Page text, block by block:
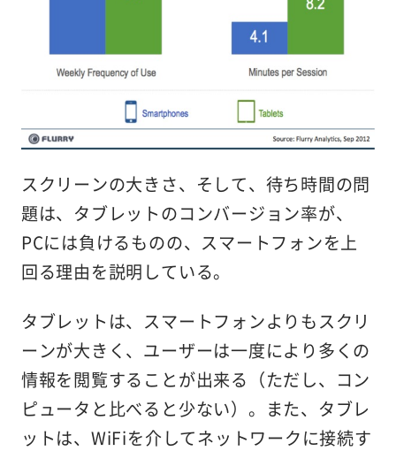
スクリーンの大きさ、そして、待ち時間の問
題は、タブレットのコンバージョン率が、
PCには負けるものの、スマートフォンを上
回る理由を説明している。
タブレットは、スマートフォンよりもスクリ
ーンが大きく、ユーザーは一度により多くの
情報を閲覧することが出来る（ただし、コン
ピュータと比べると少ない）。また、タブレ
ットは、WiFiを介してネットワークに接続す